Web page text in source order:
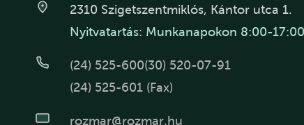
2310 Szigetszentmiklós, Kántor utca 1.
Nyitvatartás: Munkanapokon 8:00-17:00
(24) 525-600(30) 520-07-91
(24) 525-601 (Fax)
rozmar@rozmar.hu